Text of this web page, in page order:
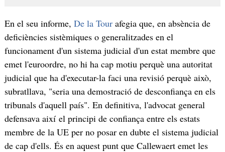
En el seu informe, De la Tourafegia que, en absència de
deficiències sistèmiques o generalitzades en el
funcionament d'un sistema judicial d'un estat membre que
emet l'euroordre, no hi ha cap motiu perquè una autoritat
judicial que ha d'executar-la faci una revisió perquè això,
subratllava, "seria una demostració de desconfiança en els
tribunals d'aquell país". En definitiva, l'advocat general
defensava així el principi de confiança entre els estats
membre de la UE per no posar en dubte el sistema judicial
de cap d'ells. És en aquest punt que Callewaert emet les